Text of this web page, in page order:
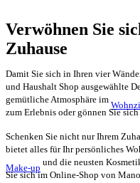
Verwöhnen Sie
Zuhause
Damit Sie sich in Ihren vier
und Haushalt Shop ausgewählte
gemütliche Atmosphäre im
zum Erlebnis oder gönnen Sie
Schenken Sie nicht nur Ihrem
bietet alles für Ihr persönliches
Make-up
und die neusten
Sie sich im Online-Shop von